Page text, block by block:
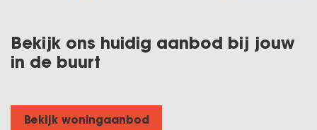
Bekijk ons huidig aanbod bij jouw
in de buurt
Bekijk woningaanbod